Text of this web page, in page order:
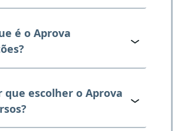
é o Aprova
que escolher o Aprova